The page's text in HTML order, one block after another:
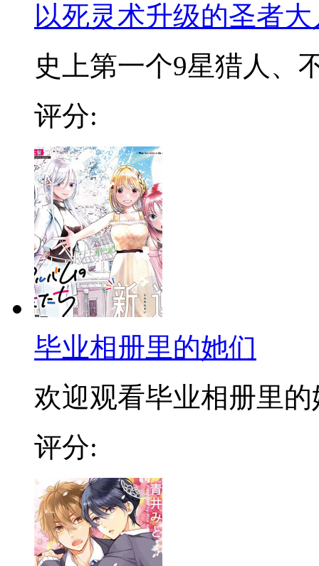
以死灵术升级的圣者大
史上第一个9星猎人、
评分:
毕业相册里的她们
欢迎观看毕业相册里的
评分: